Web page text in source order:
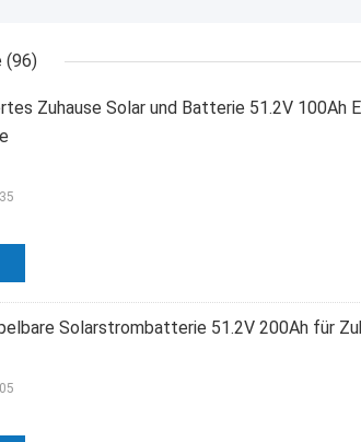
(96)
Zuhause Solar und Batterie 51.2V 100Ah
Solarstrombatterie 51.2V 200Ah für